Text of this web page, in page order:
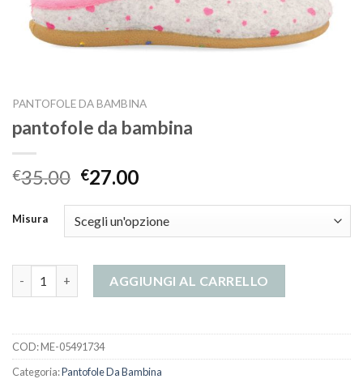
PANTOFOLE DA BAMBINA
pantofole da bambina
€35.00 €27.00
Misura
AGGIUNGI AL CARRELLO
COD:ME-05491734
Categoria:Pantofole Da Bambina